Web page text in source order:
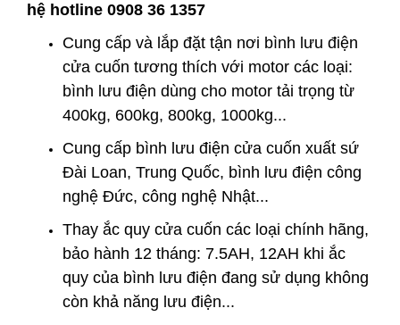
hệ hotline 0908 36 1357
Cung cấp và lắp đặt tận nơi bình lưu điện
cửa cuốn tương thích với motor các loại:
bình lưu điện dùng cho motor tải trọng từ
400kg, 600kg, 800kg, 1000kg...
Cung cấp bình lưu điện cửa cuốn xuất sứ
Đài Loan, Trung Quốc, bình lưu điện công
nghệ Đức, công nghệ Nhật...
Thay ắc quy cửa cuốn các loại chính hãng,
bảo hành 12 tháng: 7.5AH, 12AH khi ắc
quy của bình lưu điện đang sử dụng không
còn khả năng lưu điện...